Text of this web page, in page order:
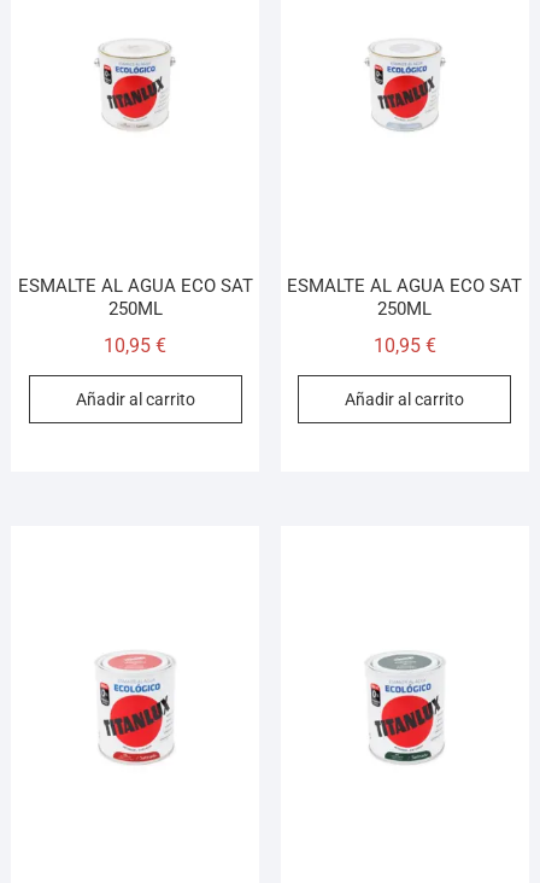
ESMALTE AL AGUA ECO SAT
250ML
10,95€
Añadir al carrito
ESMALTE AL AGUA ECO SAT
250ML
10,95 €
Añadir al carrito